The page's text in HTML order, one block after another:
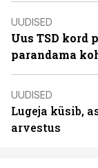
UUDISED
Uus TSD kord
parandama
UUDISED
Lugeja küsib,
arvestus